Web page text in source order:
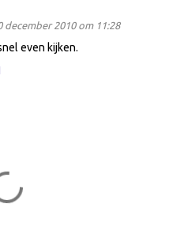
december 2010 om 11:28
even kijken.